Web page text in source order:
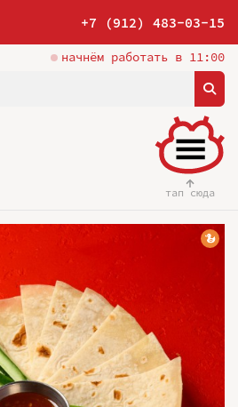
+7 (912) 483-03-15
начнём работать в 11:00
тап сюда